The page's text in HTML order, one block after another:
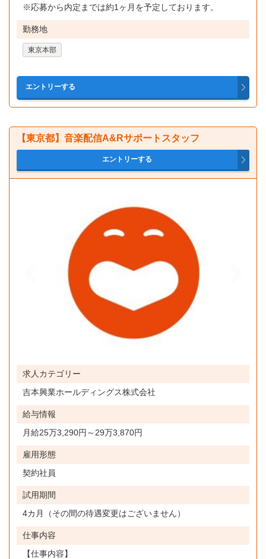
※応募から内定までは約1ヶ月を予定しております。
勤務地
東京本部
【東京都】音楽配信A&Rサポートスタッフ
求人カテゴリー
吉本興業ホールディングス株式会社
給与情報
月給25万3,290円～29万3,870円
雇用形態
契約社員
試用期間
4カ月（その間の待遇変更はございません）
仕事内容
【仕事内容】